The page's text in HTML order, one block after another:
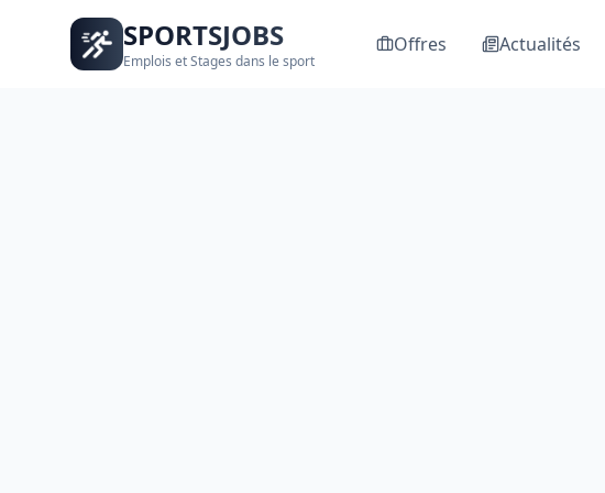
SPORTSJOBS
Emplois et Stages dans le sport
Offres Actualités